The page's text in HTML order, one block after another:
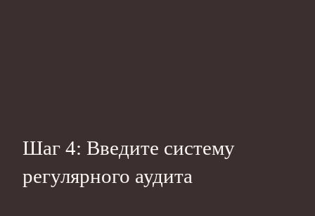
Шаг 4: Введите систему
регулярного аудита